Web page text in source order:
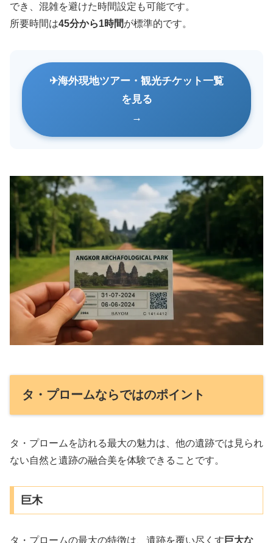
でき、混雑を避けた時間設定も可能です。
所要時間は45分から1時間が標準的です。
海外現地ツアー・観光チケット一覧
を見る
タ・プロームならではのポイント
タ・プロームを訪れる最大の魅力は、他の遺跡では見られ
ない自然と遺跡の融合美を体験できることです。
巨木
タ・プロームの最大の特徴は、遺跡を覆い尽くす 巨大な